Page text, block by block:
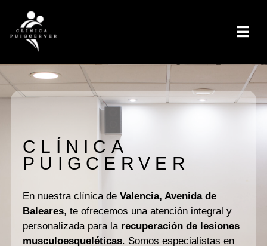
CLÍNICA
PUIGCERVER
En nuestra clínica de Valencia, Avenida de
Baleares, te ofrecemos una atención integral y
personalizada para la recuperación de lesiones
musculoesqueléticas. Somos especialistas en